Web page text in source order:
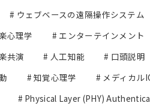
# ウェブベースの遠隔操作システム
心理学 # エンターテインメント
共演 # 人工知能 # 口頭説明
# 知覚心理学 # メディカル
# Physical Layer (PHY)